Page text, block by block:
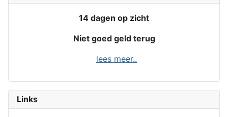
14 dagen op zicht
Niet goed geld terug
lees meer..
Links